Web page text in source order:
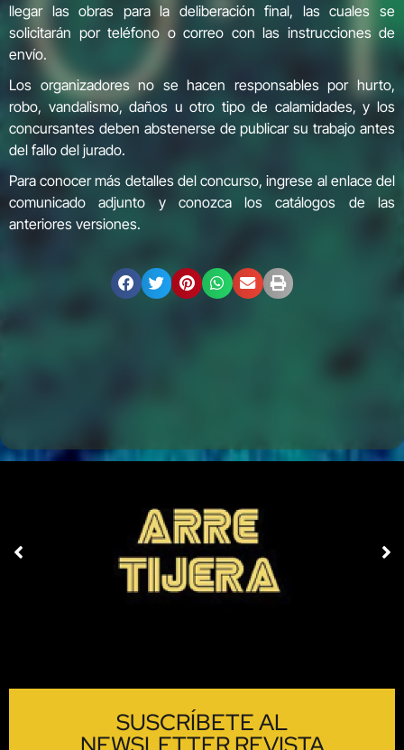
llegar las obras para la deliberación final, las cuales se
solicitarán por teléfono o correo con las instrucciones de
envío.
Los organizadores no se hacen responsables por hurto,
robo, vandalismo, daños u otro tipo de calamidades, y los
concursantes deben abstenerse de publicar su trabajo antes
del fallo del jurado.
Para conocer más detalles del concurso, ingrese al enlace del
comunicado adjunto y conozca los catálogos de las
anteriores versiones.
SUSCRÍBETE AL